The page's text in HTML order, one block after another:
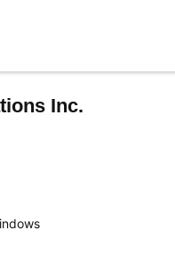
Inc.